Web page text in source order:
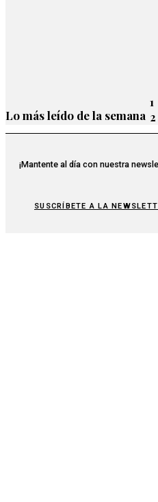
Lo más leído de la semana
1
2
¡Mantente al día con nuestra
SUSCRÍBETE A LA